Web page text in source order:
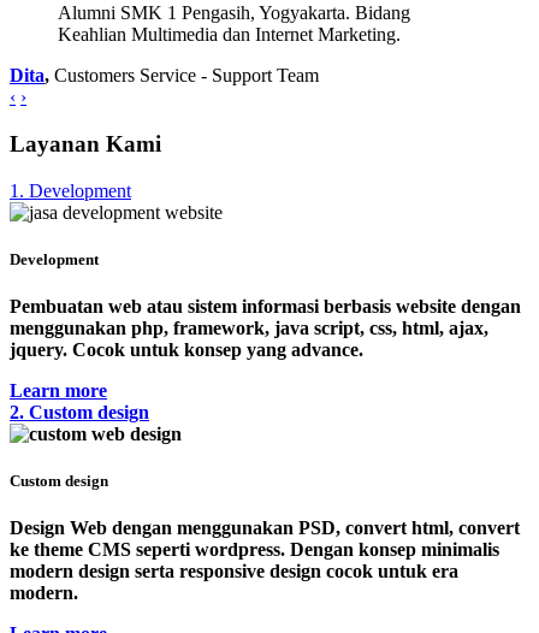
Alumni SMK 1 Pengasih, Yogyakarta. Bidang
Keahlian Multimedia dan Internet Marketing.
Dita, Customers Service - Support Team
‹ ›
Layanan Kami
1. Development
Development
Pembuatan web atau sistem informasi berbasis website dengan
menggunakan php, framework, java script, css, html, ajax,
jquery. Cocok untuk konsep yang advance.
Learn more
2. Custom design
Custom design
Design Web dengan menggunakan PSD, convert html, convert
ke theme CMS seperti wordpress. Dengan konsep minimalis
modern design serta responsive design cocok untuk era
modern.